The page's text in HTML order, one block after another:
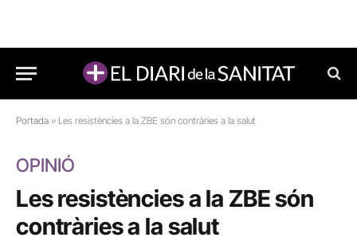
Portada » Les resistències a la ZBE són contràries a la salut
OPINIÓ
Les resistències a la ZBE són
contràries a la salut